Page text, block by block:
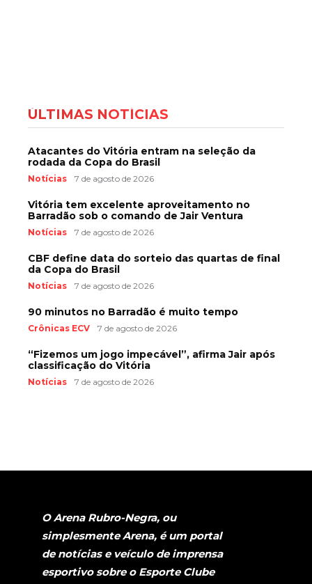
ÚLTIMAS NOTÍCIAS
Atacantes do Vitória entram na seleção da
rodada da Copa do Brasil
Notícias 7 de agosto de 2026
Vitória tem excelente aproveitamento no
Barradão sob o comando de Jair Ventura
Notícias 7 de agosto de 2026
CBF define data do sorteio das quartas de final
da Copa do Brasil
Notícias 7 de agosto de 2026
90 minutos no Barradão é muito tempo
Crônicas ECV 7 de agosto de 2026
“Fizemos um jogo impecável”, afirma Jair após
classificação do Vitória
Notícias 7 de agosto de 2026
O Arena Rubro-Negra, ou
simplesmente Arena, é um portal
de notícias e veículo de imprensa
esportivo sobre o Esporte Clube